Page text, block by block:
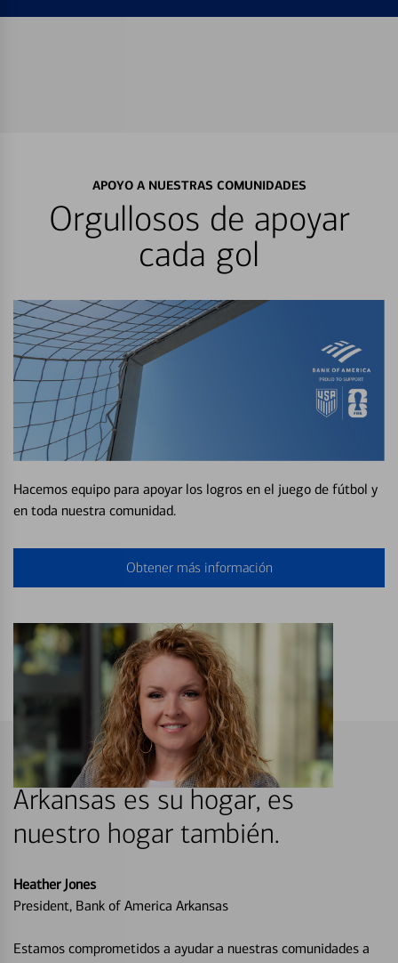
APOYO A NUESTRAS COMUNIDADES
Orgullosos de apoyar
cada gol
Hacemos equipo para apoyar los logros en el juego de fútbol y
en toda nuestra comunidad.
Obtener más información
Arkansas es su hogar, es
nuestro hogar también.
Heather Jones
President, Bank of America Arkansas
Estamos comprometidos a ayudar a nuestras comunidades a